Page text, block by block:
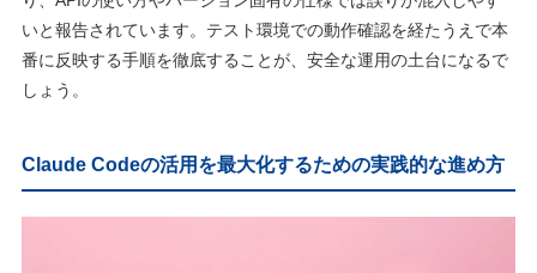
いと報告されています。テスト環境での動作確認を経たうえで本
番に反映する手順を徹底することが、安全な運用の土台になるで
しょう。
Claude Codeの活用を最大化するための実践的な進め方